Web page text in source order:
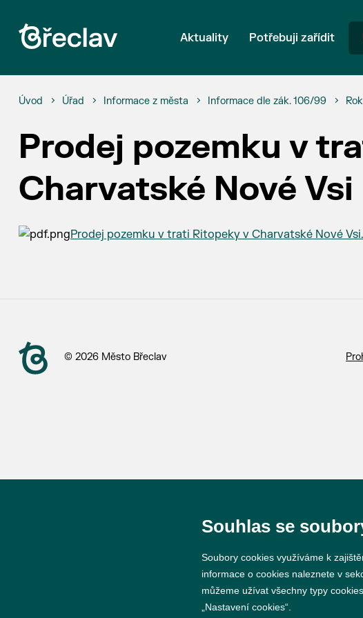
Aktuality Potřebuji zařídit
Úvod Úřad Informace z města Informace dle zák. 106/99
Prodej pozemku v
Charvatské Nové Vsi
Prodej pozemku v trati Ritopeky v Charvatské Nové
© 2026 Město Břeclav
Souhlas se
Soubory cookies využíváme k
informace o cookies naleznete v
můžeme užívat všechny typy
„Nastavení cookies“.